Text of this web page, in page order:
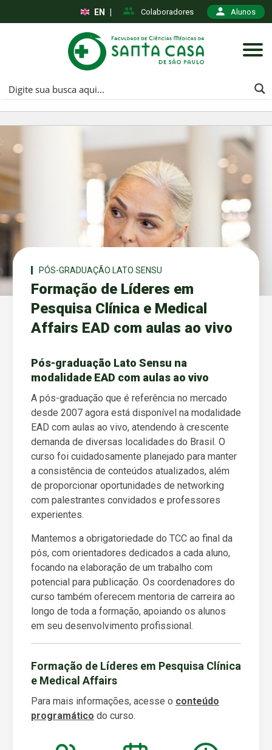
Colaboradores Alunos
EN
PÓS-GRADUAÇÃO LATO SENSU
Formação de Líderes em
Pesquisa Clínica e Medical
Affairs EAD com aulas ao vivo
Pós-graduação Lato Sensu na
modalidade EAD com aulas ao vivo
A pós-graduação que é referência no mercado
desde 2007 agora está disponível na modalidade
EAD com aulas ao vivo, atendendo à crescente
demanda de diversas localidades do Brasil. O
curso foi cuidadosamente planejado para manter
a consistência de conteúdos atualizados, além
de proporcionar oportunidades de networking
com palestrantes convidados e professores
experientes.
Mantemos a obrigatoriedade do TCC ao final da
pós, com orientadores dedicados a cada aluno,
focando na elaboração de um trabalho com
potencial para publicação. Os coordenadores do
curso também oferecem mentoria de carreira ao
longo de toda a formação, apoiando os alunos
em seu desenvolvimento profissional.
Formação de Líderes em Pesquisa Clínica
e Medical Affairs
Para mais informações, acesse o conteúdo
programático do curso.